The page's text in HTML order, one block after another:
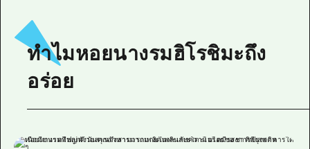
ทำไมหอยนางรมฮิโรชิมะถึง
อร่อย